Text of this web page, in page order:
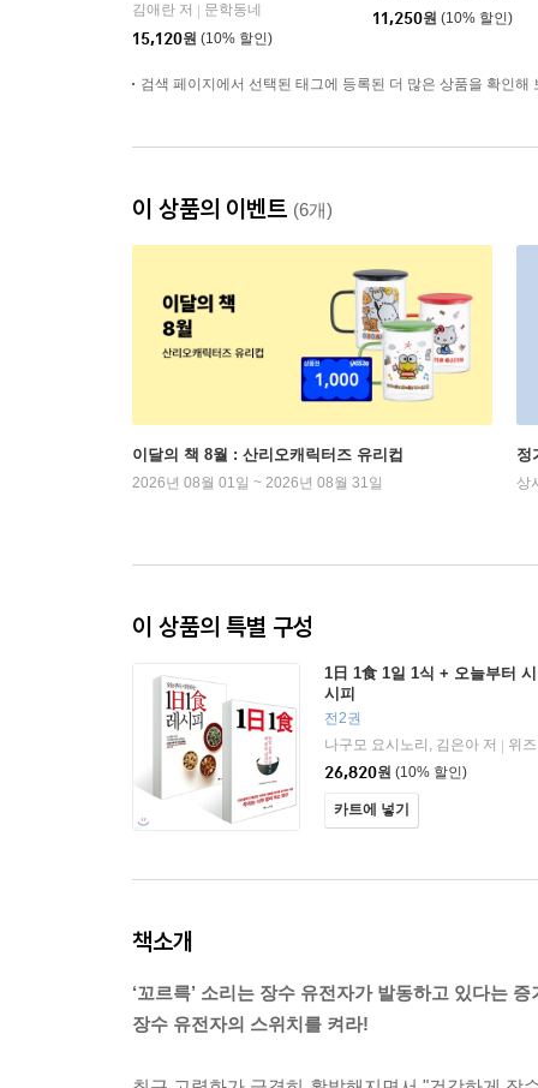
김애란 저
문학동네
15,120원 (10% 할인)
11,250원 (10% 할인)
검색 페이지에서 선택된 태그에 등록된 더 많은 상품을 확인해
이 상품의 이벤트 (6개)
이달의 책 8월 : 산리오캐릭터즈 유리컵
2026년 08월 01일 ~ 2026년 08월 31일
정
상
이 상품의 특별 구성
1日 1食 1일 1식 + 오늘부터
시피
전2권
나구모 요시노리, 김은아 저
위
26,820원 (10% 할인)
카트에 넣기
책소개
‘꼬르륵’ 소리는 장수 유전자가 발동하고 있다는 증
장수 유전자의 스위치를 켜라!